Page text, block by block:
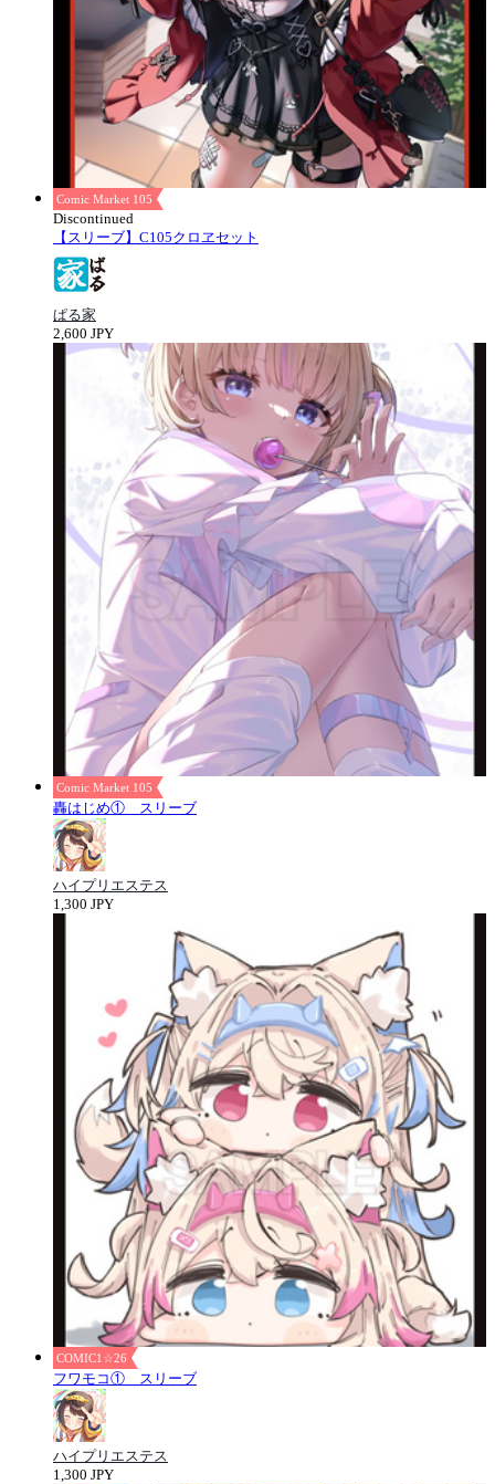
Comic Market 105
Discontinued
【スリーブ】C105クロヱセット
ぱる家
2,600 JPY
Comic Market 105
轟はじめ① スリーブ
ハイプリエステス
1,300 JPY
COMIC1☆26
フワモコ① スリーブ
ハイプリエステス
1,300 JPY